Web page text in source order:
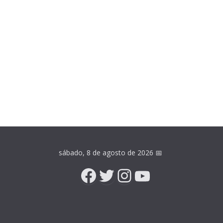
sábado, 8 de agosto de 2026 📅
Facebook
Twitter
Instagram
YouTube